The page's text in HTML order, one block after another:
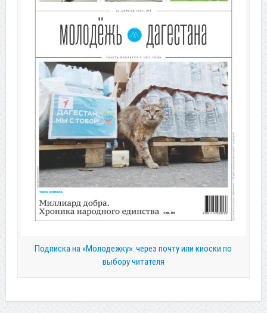
Подписка на «Молодежку»: через почту или киоски по
выбору читателя